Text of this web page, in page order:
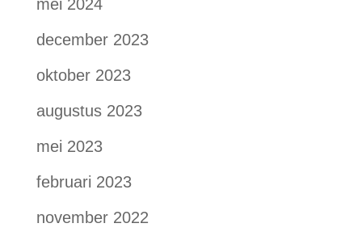
mei 2024
december 2023
oktober 2023
augustus 2023
mei 2023
februari 2023
november 2022